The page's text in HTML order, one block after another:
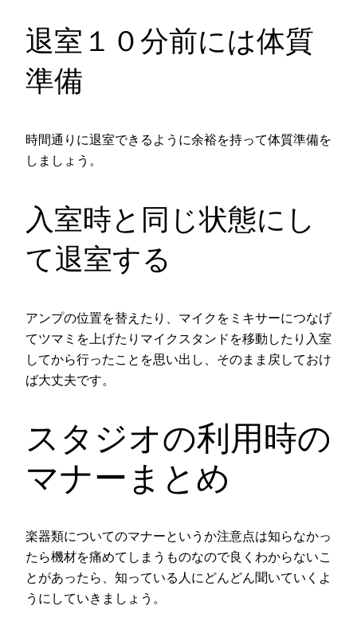
退室１０分前には体質
準備
時間通りに退室できるように余裕を持って体質準備を
しましょう。
入室時と同じ状態にし
て退室する
アンプの位置を替えたり、マイクをミキサーにつなげ
てツマミを上げたりマイクスタンドを移動したり入室
してから行ったことを思い出し、そのまま戻しておけ
ば大丈夫です。
スタジオの利用時の
マナーまとめ
楽器類についてのマナーというか注意点は知らなかっ
たら機材を痛めてしまうものなので良くわからないこ
とがあったら、知っている人にどんどん聞いていくよ
うにしていきましょう。